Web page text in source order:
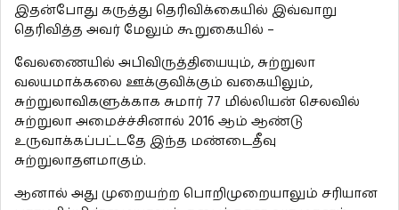
இதன்போது கருத்து தெரிவிக்கையில் இவ்வாறு
தெரிவித்த அவர் மேலும் கூறுகையில் –
வேலணையில் அபிவிருத்தியையும், சுற்றுலா
வலயமாக்கலை ஊக்குவிக்கும் வகையிலும்,
சுற்றுலாவிகளுக்காக சுமார் 77 மில்லியன் செலவில்
சுற்றுலா அமைச்ச்சினால் 2016 ஆம் ஆண்டு
உருவாக்கப்பட்டதே இந்த மண்டைதீவு
சுற்றுலாதளமாகும்.
ஆனால் அது முறையற்ற பொறிமுறையாலும் சரியான